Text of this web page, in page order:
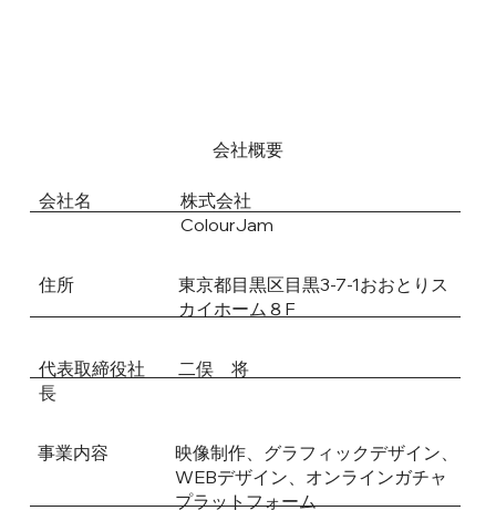
会社名
株式会社
ColourJam
住所
東京都目黒区目黒3-7-1おおとりス
カイホーム８F
代表取締役社
長
二俣 将
事業内容
​映像制作、グラフィックデザイン、
WEBデザイン、オンラインガチャ
プラットフォーム
会社概要